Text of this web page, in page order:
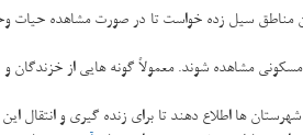
سیل زده خواست تا در صورت مشاهده حیات
مشاهده شوند. معمولاً گونه هایی از
ها اطلاع دهند تا برای زنده گیری و انتقال این